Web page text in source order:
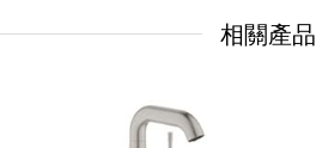
相關產品